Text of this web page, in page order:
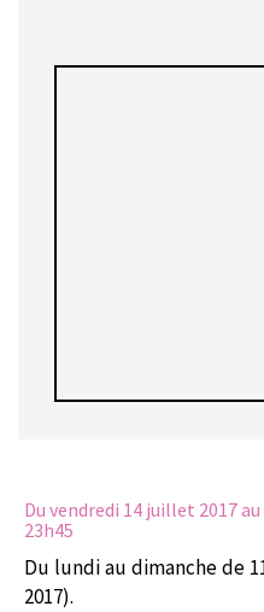
Du vendredi 14 juillet 2017
23h45
Du lundi au dimanche de
2017).